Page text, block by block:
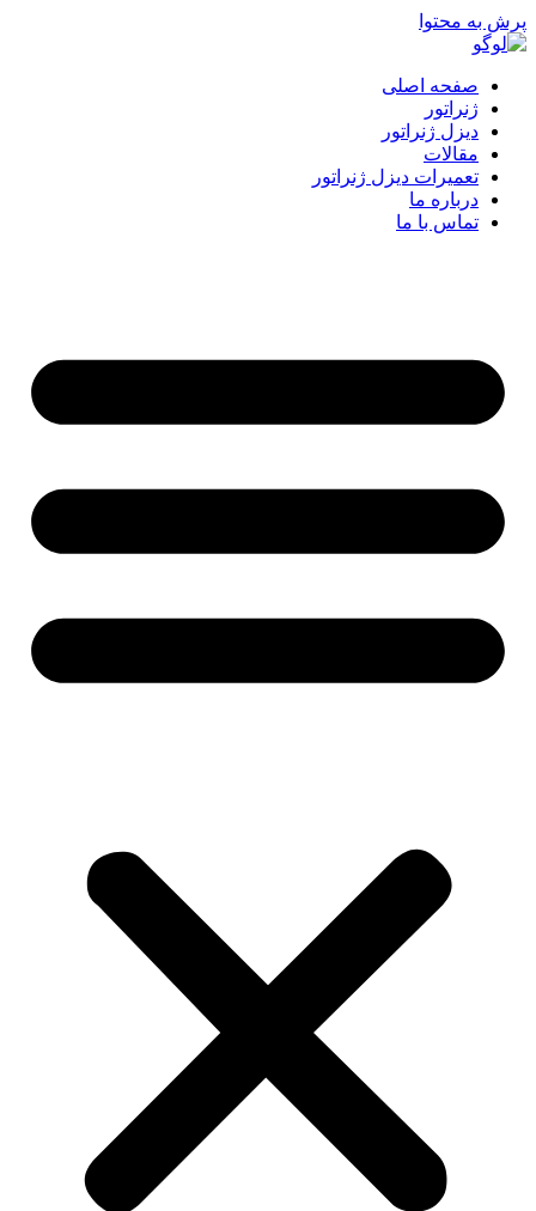
پرش به محتوا
صفحه اصلی
ژنراتور
دیزل ژنراتور
مقالات
تعمیرات دیزل ژنراتور
درباره ما
تماس با ما